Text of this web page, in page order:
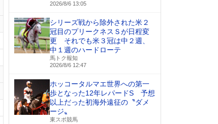
2026/8/6 13:05
シリーズ戦から除外された米２
冠目のプリークネスＳが日程変
更 それでも米３冠は中２週、
中１週のハードローテ
馬トク報知
2026/8/6 12:47
ホッコータルマエ世界への第一
歩となった12年レパードS 予想
以上だった初海外遠征の〝ダメ
ージ〟
東スポ競馬